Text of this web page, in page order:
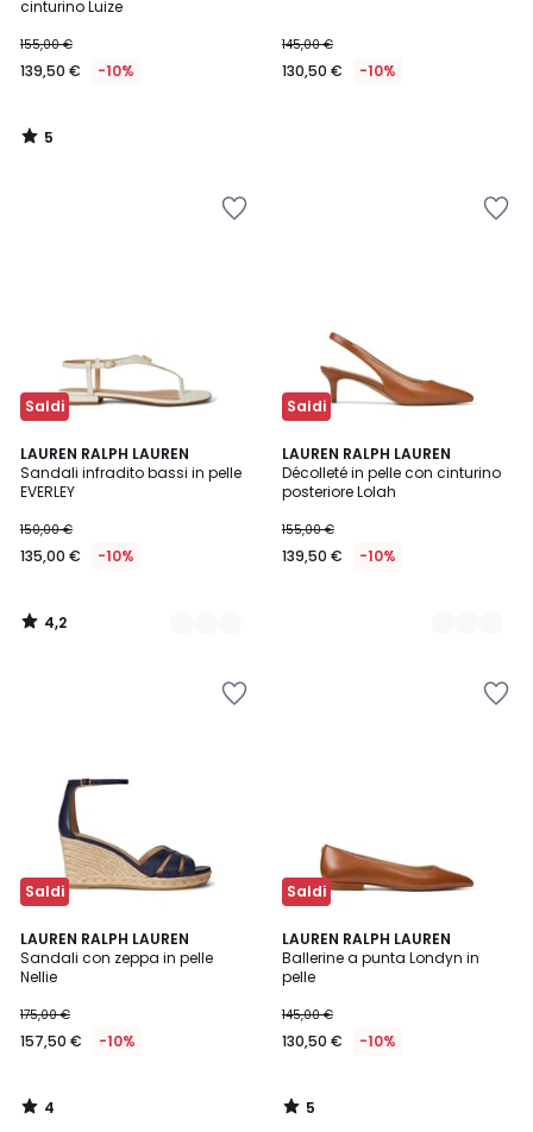
cinturino Luize
155,00 €
139,50 € -10%
5
5
/
145,00 €
130,50 € -10%
Saldi
LAUREN RALPH LAUREN
Sandali infradito bassi in pelle
EVERLEY
150,00 €
135,00 € -10%
4,2
/ 5
3
Colori
4,2
/
Saldi
LAUREN RALPH LAUREN
Décolleté in pelle con cinturino
posteriore Lolah
155,00 €
139,50 € -10%
2
Colori
Saldi
LAUREN RALPH LAUREN
Sandali con zeppa in pelle
Nellie
175,00 €
157,50 € -10%
4
/
5
4
/
Saldi
LAUREN RALPH LAUREN
Ballerine a punta Londyn in
pelle
145,00 €
130,50 € -10%
5
/
5
5
/